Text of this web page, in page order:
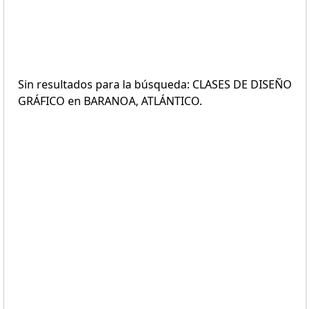
Sin resultados para la búsqueda: CLASES DE DISEÑO
GRÁFICO en BARANOA, ATLÁNTICO.